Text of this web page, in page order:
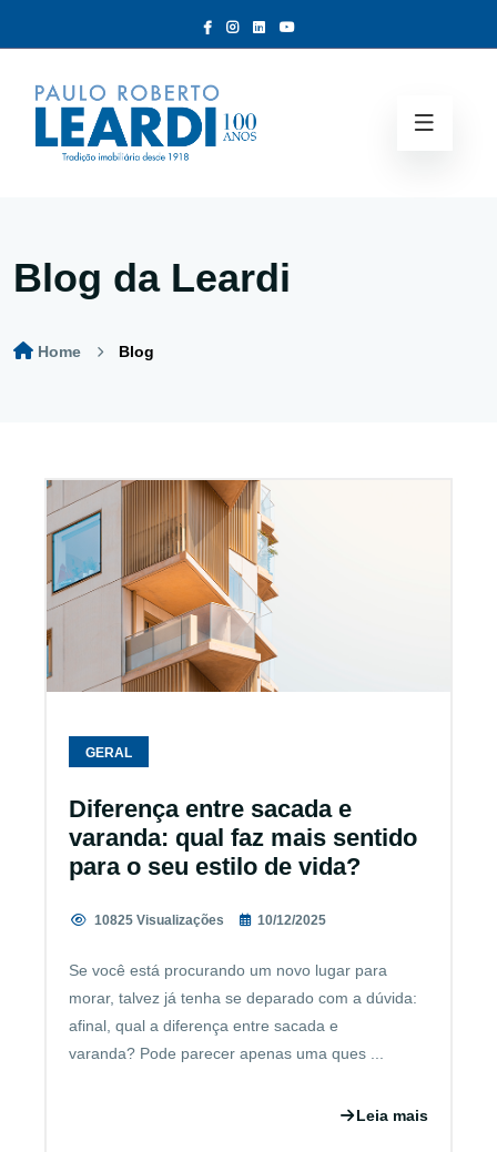
Blog da Leardi
Home Blog
GERAL
Diferença entre sacada e
varanda: qual faz mais sentido
para o seu estilo de vida?
10825 Visualizações 10/12/2025
Se você está procurando um novo lugar para
morar, talvez já tenha se deparado com a dúvida:
afinal, qual a diferença entre sacada e
varanda? Pode parecer apenas uma ques ...
Leia mais